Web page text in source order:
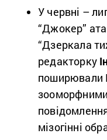
У червні –
“Джокер”
“Дзеркала
редакторку
поширювали
мізогінні